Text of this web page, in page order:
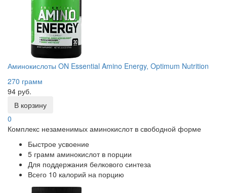
Аминокислоты ON Essential Amino Energy, Optimum Nutrition
270 грамм
94 руб.
В корзину
0
Комплекс незаменимых аминокислот в свободной форме
Быстрое усвоение
5 грамм аминокислот в порции
Для поддержания белкового синтеза
Всего 10 калорий на порцию